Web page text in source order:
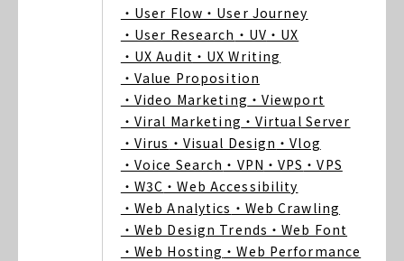
・User Flow ・User Journey
・User Research ・UV ・UX
・UX Audit ・UX Writing
・Value Proposition
・Video Marketing ・Viewport
・Viral Marketing ・Virtual Server
・Virus ・Visual Design ・Vlog
・Voice Search ・VPN ・VPS ・VPS
・W3C ・Web Accessibility
・Web Analytics ・Web Crawling
・Web Design Trends ・Web Font
・Web Hosting ・Web Performance